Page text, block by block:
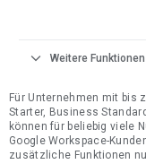
expand_more Weitere
Für Unternehmen mit bis
Starter, Business
können für beliebig viele
Google Workspace-
zusätzliche Funktionen